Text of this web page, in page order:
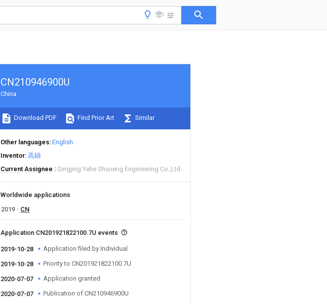
CN210946900U
China
Download PDF Find Prior Art Similar
Other languages English
Inventor 高娟
Current Assignee
Qingjing Yahe Shuneng Engineering Co.,Ltd.
Worldwide applications
2019
CN
Application CN201921822100.7U events
2019-10-28 Application filed by Individual
2019-10-28 Priority to CN201921822100.7U
2020-07-07 Application granted
2020-07-07 Publication of CN210946900U